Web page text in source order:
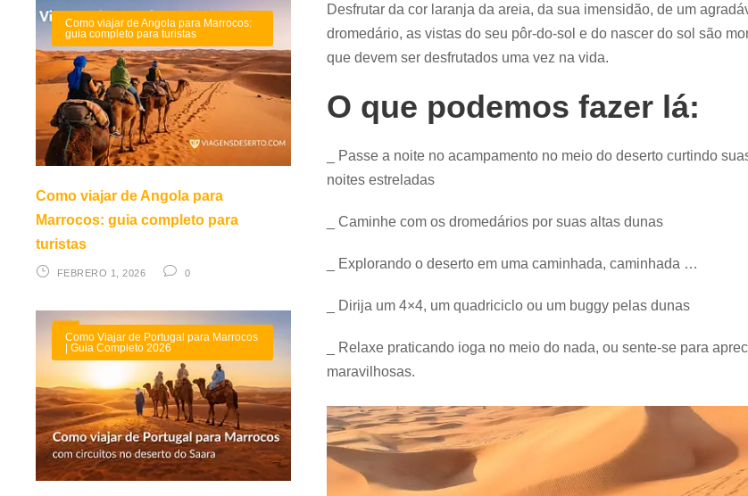
Desfrutar da cor laranja da areia, da sua imensidão, de um
dromedário, as vistas do seu pôr-do-sol e do nascer do sol são
que devem ser desfrutados uma vez na vida.
O que podemos fazer lá:
_ Passe a noite no acampamento no meio do deserto curtindo
noites estreladas
_ Caminhe com os dromedários por suas altas dunas
_ Explorando o deserto em uma caminhada, caminhada …
_ Dirija um 4×4, um quadriciclo ou um buggy pelas dunas
_ Relaxe praticando ioga no meio do nada, ou sente-se para
maravilhosas.
Como viajar de Angola para Marrocos:
guia completo para turistas
Como viajar de Angola para
Marrocos: guia completo para
turistas
FEBRERO 1, 2026 0
Como Viajar de Portugal para Marrocos
| Guia Completo 2026